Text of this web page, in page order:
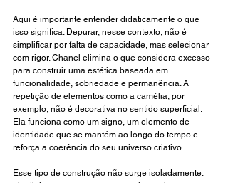
Aqui é importante entender didaticamente o que
isso significa. Depurar, nesse contexto, não é
simplificar por falta de capacidade, mas selecionar
com rigor. Chanel elimina o que considera excesso
para construir uma estética baseada em
funcionalidade, sobriedade e permanência. A
repetição de elementos como a camélia, por
exemplo, não é decorativa no sentido superficial.
Ela funciona como um signo, um elemento de
identidade que se mantém ao longo do tempo e
reforça a coerência do seu universo criativo.
Esse tipo de construção não surge isoladamente: